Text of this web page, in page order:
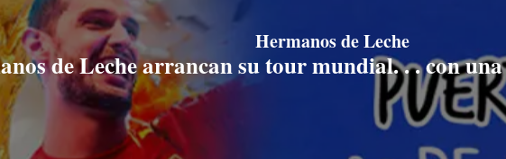
Hermanos de Leche
de Leche arrancan su tour mundial. . . con